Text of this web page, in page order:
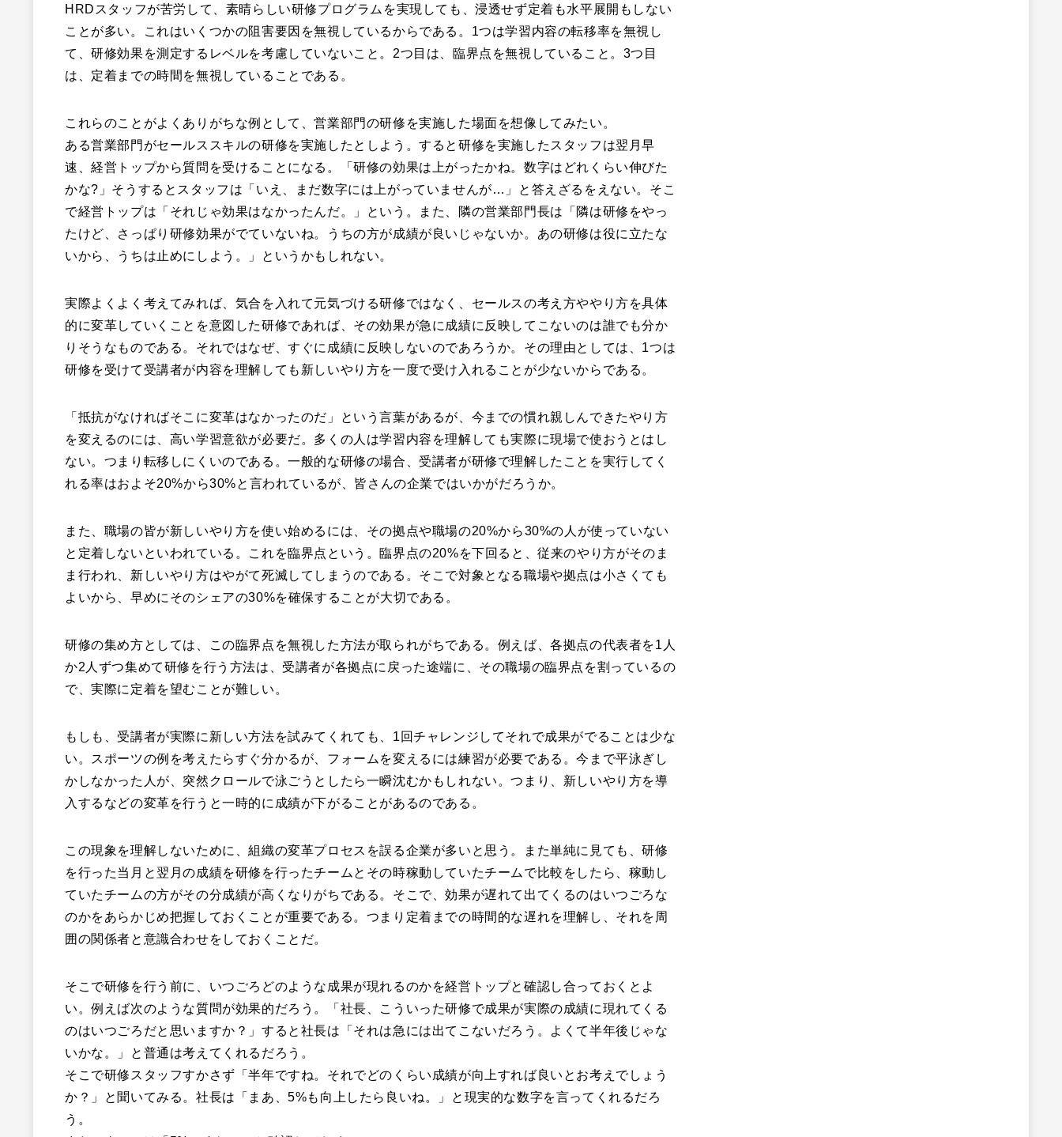
HRDスタッフが苦労して、素晴らしい研修プログラムを実現しても、浸透せず定着も水平展開もしない
ことが多い。これはいくつかの阻害要因を無視しているからである。1つは学習内容の転移率を無視し
て、研修効果を測定するレベルを考慮していないこと。2つ目は、臨界点を無視していること。3つ目
は、定着までの時間を無視していることである。
これらのことがよくありがちな例として、営業部門の研修を実施した場面を想像してみたい。
ある営業部門がセールススキルの研修を実施したとしよう。すると研修を実施したスタッフは翌月早
速、経営トップから質問を受けることになる。「研修の効果は上がったかね。数字はどれくらい伸びた
かな?」そうするとスタッフは「いえ、まだ数字には上がっていませんが…」と答えざるをえない。そこ
で経営トップは「それじゃ効果はなかったんだ。」という。また、隣の営業部門長は「隣は研修をやっ
たけど、さっぱり研修効果がでていないね。うちの方が成績が良いじゃないか。あの研修は役に立たな
いから、うちは止めにしよう。」というかもしれない。
実際よくよく考えてみれば、気合を入れて元気づける研修ではなく、セールスの考え方ややり方を具体
的に変革していくことを意図した研修であれば、その効果が急に成績に反映してこないのは誰でも分か
りそうなものである。それではなぜ、すぐに成績に反映しないのであろうか。その理由としては、1つは
研修を受けて受講者が内容を理解しても新しいやり方を一度で受け入れることが少ないからである。
「抵抗がなければそこに変革はなかったのだ」という言葉があるが、今までの慣れ親しんできたやり方
を変えるのには、高い学習意欲が必要だ。多くの人は学習内容を理解しても実際に現場で使おうとはし
ない。つまり転移しにくいのである。一般的な研修の場合、受講者が研修で理解したことを実行してく
れる率はおよそ20%から30%と言われているが、皆さんの企業ではいかがだろうか。
また、職場の皆が新しいやり方を使い始めるには、その拠点や職場の20%から30%の人が使っていない
と定着しないといわれている。これを臨界点という。臨界点の20%を下回ると、従来のやり方がそのま
ま行われ、新しいやり方はやがて死滅してしまうのである。そこで対象となる職場や拠点は小さくても
よいから、早めにそのシェアの30%を確保することが大切である。
研修の集め方としては、この臨界点を無視した方法が取られがちである。例えば、各拠点の代表者を1人
か2人ずつ集めて研修を行う方法は、受講者が各拠点に戻った途端に、その職場の臨界点を割っているの
で、実際に定着を望むことが難しい。
もしも、受講者が実際に新しい方法を試みてくれても、1回チャレンジしてそれで成果がでることは少な
い。スポーツの例を考えたらすぐ分かるが、フォームを変えるには練習が必要である。今まで平泳ぎし
かしなかった人が、突然クロールで泳ごうとしたら一瞬沈むかもしれない。つまり、新しいやり方を導
入するなどの変革を行うと一時的に成績が下がることがあるのである。
この現象を理解しないために、組織の変革プロセスを誤る企業が多いと思う。また単純に見ても、研修
を行った当月と翌月の成績を研修を行ったチームとその時稼動していたチームで比較をしたら、稼動し
ていたチームの方がその分成績が高くなりがちである。そこで、効果が遅れて出てくるのはいつごろな
のかをあらかじめ把握しておくことが重要である。つまり定着までの時間的な遅れを理解し、それを周
囲の関係者と意識合わせをしておくことだ。
そこで研修を行う前に、いつごろどのような成果が現れるのかを経営トップと確認し合っておくとよ
い。例えば次のような質問が効果的だろう。「社長、こういった研修で成果が実際の成績に現れてくる
のはいつごろだと思いますか？」すると社長は「それは急には出てこないだろう。よくて半年後じゃな
いかな。」と普通は考えてくれるだろう。
そこで研修スタッフすかさず「半年ですね。それでどのくらい成績が向上すれば良いとお考えでしょう
か？」と聞いてみる。社長は「まあ、5%も向上したら良いね。」と現実的な数字を言ってくれるだろ
う。